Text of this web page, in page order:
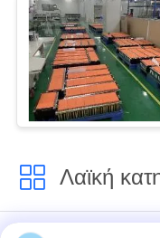
Λαϊκή